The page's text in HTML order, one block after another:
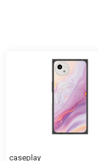
caseplay